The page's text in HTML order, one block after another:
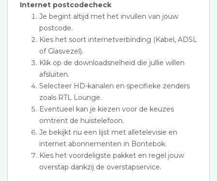
Internet postcodecheck
Je begint altijd met het invullen van jouw
postcode.
Kies het soort internetverbinding (Kabel, ADSL
of Glasvezel).
Klik op de downloadsnelheid die jullie willen
afsluiten.
Selecteer HD-kanalen en specifieke zenders
zoals RTL Lounge.
Eventueel kan je kiezen voor de keuzes
omtrent de huistelefoon.
Je bekijkt nu een lijst met alletelevisie en
internet abonnementen in Bontebok.
Kies het voordeligste pakket en regel jouw
overstap dankzij de overstapservice.